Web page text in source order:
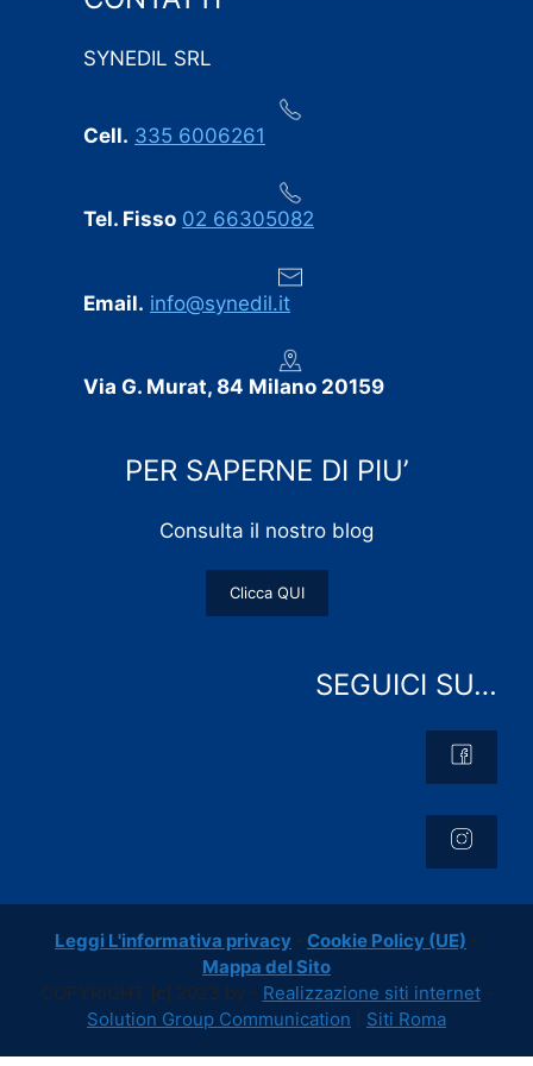
in questo settore. Ogni eventuale imprevisto è stato
dell’ultimo minuto.
Professionalità, puntualità e cura dei dettagli:
consigliamo vivamente SYNEDIL a chiunque stia
SYNEDIL SRL
Cell. 335 6006261
Tel. Fisso 02 66305082
Email. info@synedil.it
Via G. Murat, 84 Milano 20159
PER SAPERNE DI PIU’
Consulta il nostro blog
Clicca QUI
SEGUICI SU…
Leggi L'informativa privacy - Cookie Policy (UE) -
Mappa del Sito
COPYRIGHT [c] 2023 by - Realizzazione siti internet-
Solution Group Communication
Siti Roma